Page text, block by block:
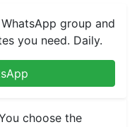
group and
you need. Daily.
choose the